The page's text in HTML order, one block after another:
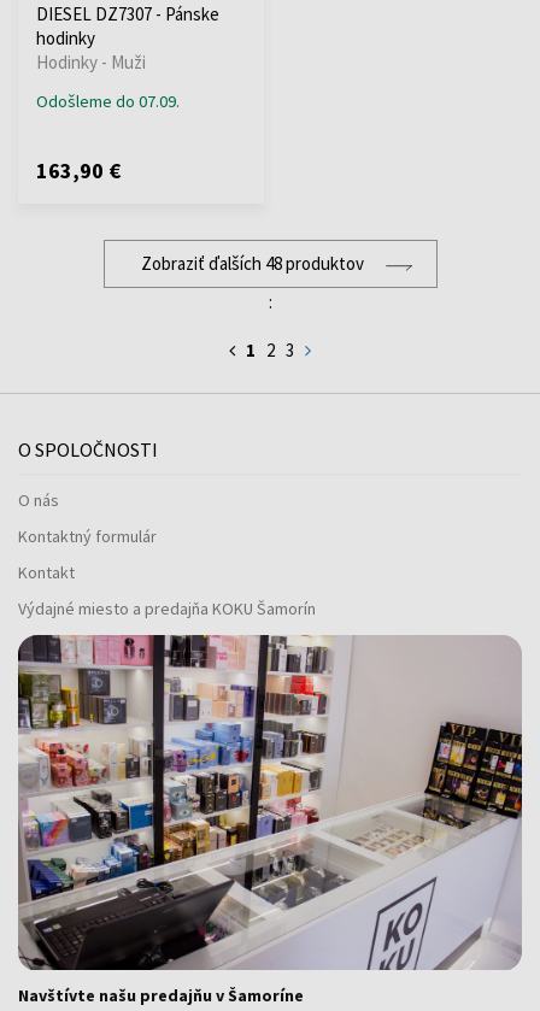
DIESEL DZ7307 - Pánske
hodinky
Hodinky - Muži
Odošleme do 07.09.
163,90 €
Zobraziť ďalších 48 produktov
:
1 2 3
O SPOLOČNOSTI
O nás
Kontaktný formulár
Kontakt
Výdajné miesto a predajňa KOKU Šamorín
Navštívte našu predajňu v Šamoríne